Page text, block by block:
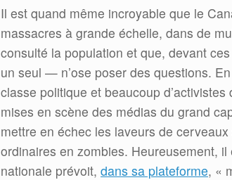
Il est quand même incroyable que le
massacres à grande échelle, dans de
consulté la population et que, devant
un seul — n’ose poser des questions.
classe politique et beaucoup
mises en scène des médias du grand
mettre en échec les laveurs de
ordinaires en zombies. Heureusement,
nationale prévoit, dans sa plateforme, «